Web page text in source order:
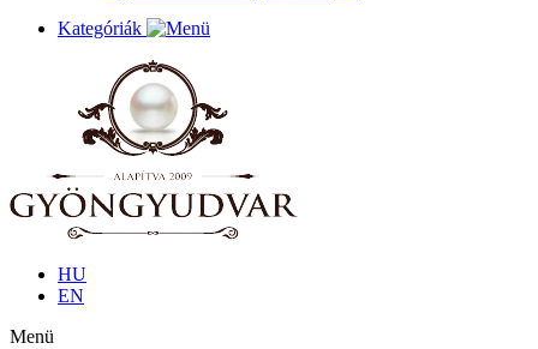
Kategóriák
HU
EN
Menü